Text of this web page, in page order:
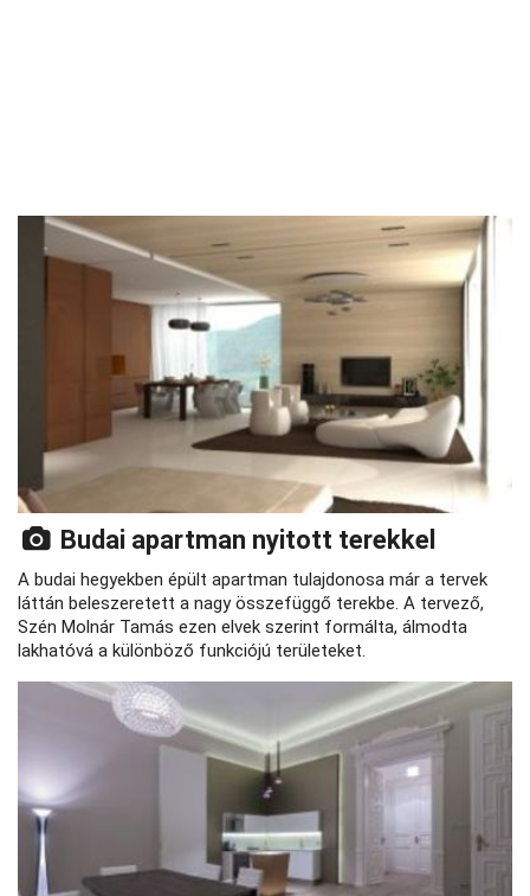
Budai apartman nyitott terekkel
A budai hegyekben épült apartman tulajdonosa már a tervek
láttán beleszeretett a nagy összefüggő terekbe. A tervező,
Szén Molnár Tamás ezen elvek szerint formálta, álmodta
lakhatóvá a különböző funkciójú területeket.